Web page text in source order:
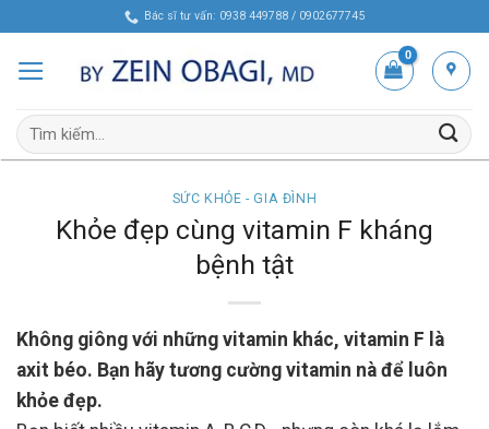
content
Bác sĩ tư vấn: 0938 449788 / 0902677745
Tìm
kiếm:
SỨC KHỎE - GIA ĐÌNH
Khỏe đẹp cùng vitamin F kháng
bệnh tật
Không giông với những vitamin khác, vitamin F là
axit béo. Bạn hãy tương cường vitamin nà để luôn
khỏe đẹp.